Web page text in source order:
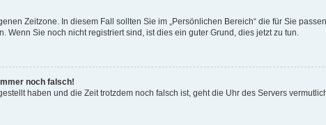
Zeitzone. In diesem Fall sollten Sie im „Persönlichen Bereich“ die für Sie
Sie noch nicht registriert sind, ist dies ein guter Grund, dies jetzt zu tun.
noch falsch!
haben und die Zeit trotzdem noch falsch ist, geht die Uhr des Servers